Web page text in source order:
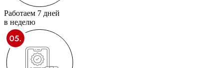
Работаем 7 дней
в неделю